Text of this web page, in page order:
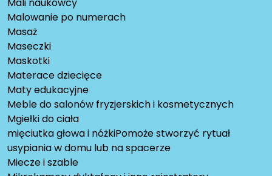
Mali naukowcy
Malowanie po numerach
Masaż
Maseczki
Maskotki
Materace dziecięce
Maty edukacyjne
Meble do salonów fryzjerskich i kosmetycznych
Mgiełki do ciała
mięciutka głowa i nóżkiPomoże stworzyć rytuał
usypiania w domu lub na spacerze
Miecze i szable